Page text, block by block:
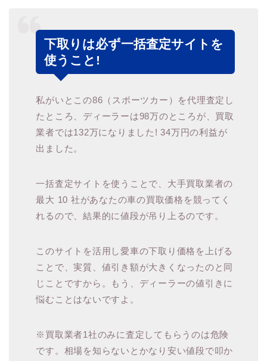
下取りは必ず一括査定サイトを
使うこと!
私がいとこの86（スポーツカー）を代理査定し
たところ、ディーラーは98万のところが、買取
業者では132万になりました! 34万円の利益が
出ました。
一括査定サイトを使うことで、大手買取業者の
最大 10 社があなたの車の買取価格を競ってく
れるので、結果的に値段が吊り上るのです。
このサイトを活用し愛車の下取り価格を上げる
ことで、実質、値引き額が大きくなったのと同
じことですから。もう、ディーラーの値引きに
悩むことはないですよ。
※買取業者1社のみに査定してもらうのは危険
です。相場を知らないとかなり安い値段で叩か